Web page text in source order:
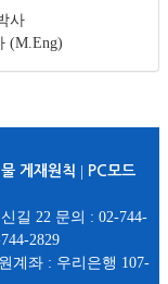
사
(M.Eng)
게재원칙 PC모드
길 22 문의 : 02-744-
2829
계좌 : 우리은행 107-